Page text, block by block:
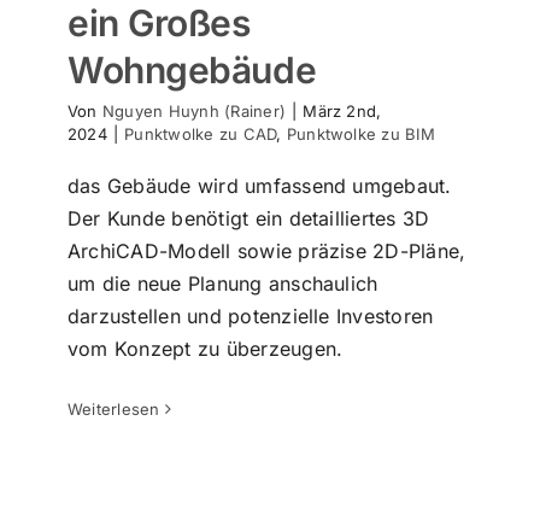
ein Großes
Wohngebäude
Von Nguyen Huynh (Rainer)
März 2nd,
2024
Punktwolke zu CAD, Punktwolke zu BIM
das Gebäude wird umfassend umgebaut.
Der Kunde benötigt ein detailliertes 3D
ArchiCAD-Modell sowie präzise 2D-Pläne,
um die neue Planung anschaulich
darzustellen und potenzielle Investoren
vom Konzept zu überzeugen.
Weiterlesen
2D Pläne & 3D Modelle ab
Matterport Punktwolken generieren
Punktwolke zu CAD
3D Laserscanning | 3d